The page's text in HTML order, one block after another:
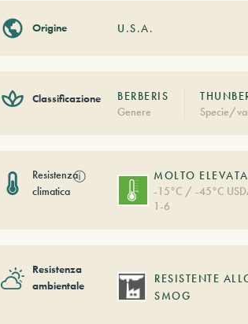
Origine U.S.A.
Classificazione
BERBERIS
Genere
Specie/
Resistenza
climatica
ⓘ
MOLTO ELEVATA
-15°C / -45°C
1-6
Resistenza
ambientale
RESISTENTE
SMOG